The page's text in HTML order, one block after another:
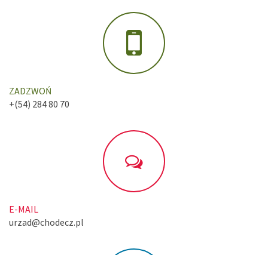
ZADZWOŃ
+(54) 284 80 70
E-MAIL
urzad@chodecz.pl